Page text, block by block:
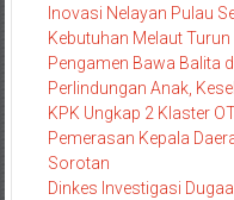
Inovasi Nelayan Pulau
Kebutuhan Melaut
Pengamen Bawa Balita
Perlindungan Anak,
KPK Ungkap 2 Klaster
Pemerasan Kepala
Sorotan
Dinkes Investigasi